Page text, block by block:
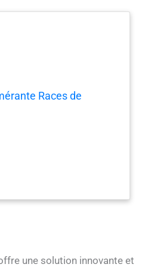
Races de
une solution innovante et